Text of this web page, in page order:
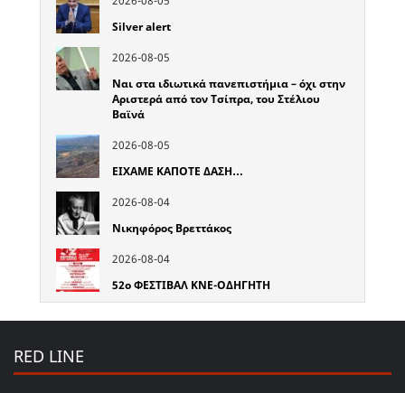
Silver alert
2026-08-05
Ναι στα ιδιωτικά πανεπιστήμια – όχι στην
Αριστερά από τον Τσίπρα, του Στέλιου
Βαϊνά
2026-08-05
ΕΙΧΑΜΕ ΚΑΠΟΤΕ ΔΑΣΗ…
2026-08-04
Νικηφόρος Βρεττάκος
2026-08-04
52o ΦΕΣΤΙΒΑΛ ΚΝΕ-ΟΔΗΓΗΤΗ
RED LINE